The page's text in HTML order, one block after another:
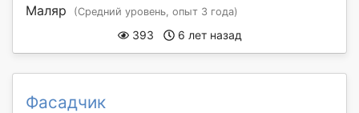
Маляр (Средний уровень, опыт 3 года)
393 6 лет назад
Фасадчик